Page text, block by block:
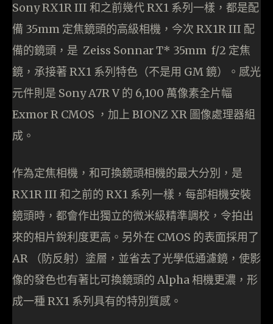
Sony RX1R III 和之前幾代 RX1 系列一樣，都是配
備 35mm 定焦鏡頭的高級相機，今次 RX1R III 配
備的鏡頭，是 Zeiss Sonnar T* 35mm f/2 定焦
鏡，承接著 RX1 系列特色（不是用 GM 鏡）。感光
元件則是 Sony A7R V 的 6,100 萬像素全片幅
Exmor R CMOS ，加上 BIONZ XR 圖像處理器組
成。
作為定焦相機，和可換鏡頭相機的最大分別，是
RX1R III 和之前的 RX1 系列一樣，每部相機安裝
鏡頭時，都會作出獨立的微米級精準調校，令拍出
來的相片銳利度更高。另外在 CMOS 的表面採用了
AR （防反射）塗層，並省去了光學低通濾鏡，使影
像的發色也有著比可換鏡頭的 Alpha 相機更濃，形
成一種 RX1 系列具有的特別質感。